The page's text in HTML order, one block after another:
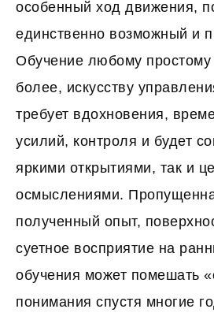
особенный ход движения,
единственно возможный и
Обучение любому
более, искусству
требует вдохновения,
усилий, контроля и будет
яркими открытиями, так и
осмыслениями.
полученный опыт,
суетное восприятие на
обучения может помешать
понимания спустя многие